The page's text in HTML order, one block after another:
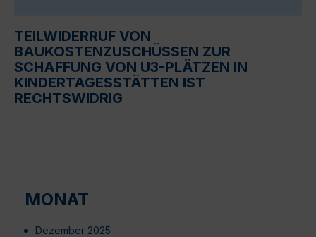
TEILWIDERRUF VON
BAUKOSTENZUSCHÜSSEN ZUR
SCHAFFUNG VON U3-PLÄTZEN IN
KINDERTAGESSTÄTTEN IST
RECHTSWIDRIG
MONAT
Dezember 2025